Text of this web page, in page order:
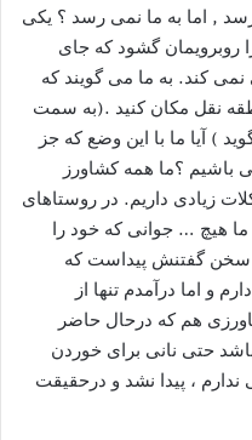
, اما به ما نمی رسد ؟ یکی
روبرویمان گشود که جای
کند. به ما می گویند که
نقل مکان کنید .(به سمت
) آیا ما با این وضع که جز
باشیم ؟ما همه کشاورز
زیادی داریم. در روستاهای
ما هیچ … جوانی که خود را
سخن گفتنش پیداست که
و اما درآمدم تنها از
هم که درحال حاضر
حتی نانی برای خوردن
، پیدا نشد و درحقیقت